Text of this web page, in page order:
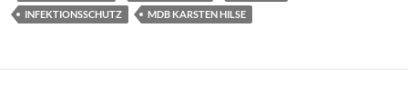
INFEKTIONSSCHUTZ
MDB KARSTEN HILSE